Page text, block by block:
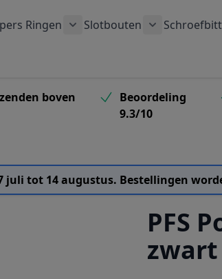
Ringen
Slotbouten
boven
Beoordeling
9.3/10
tot 14 augustus. Bestellingen
PFS
zwart